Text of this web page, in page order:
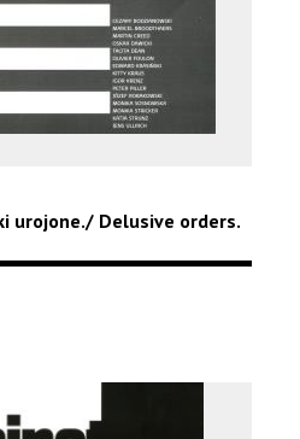
urojone./ Delusive orders.